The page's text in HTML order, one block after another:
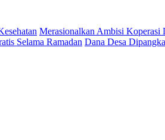
Merasionalkan Ambisi Koperasi
Selama Ramadan Dana Desa